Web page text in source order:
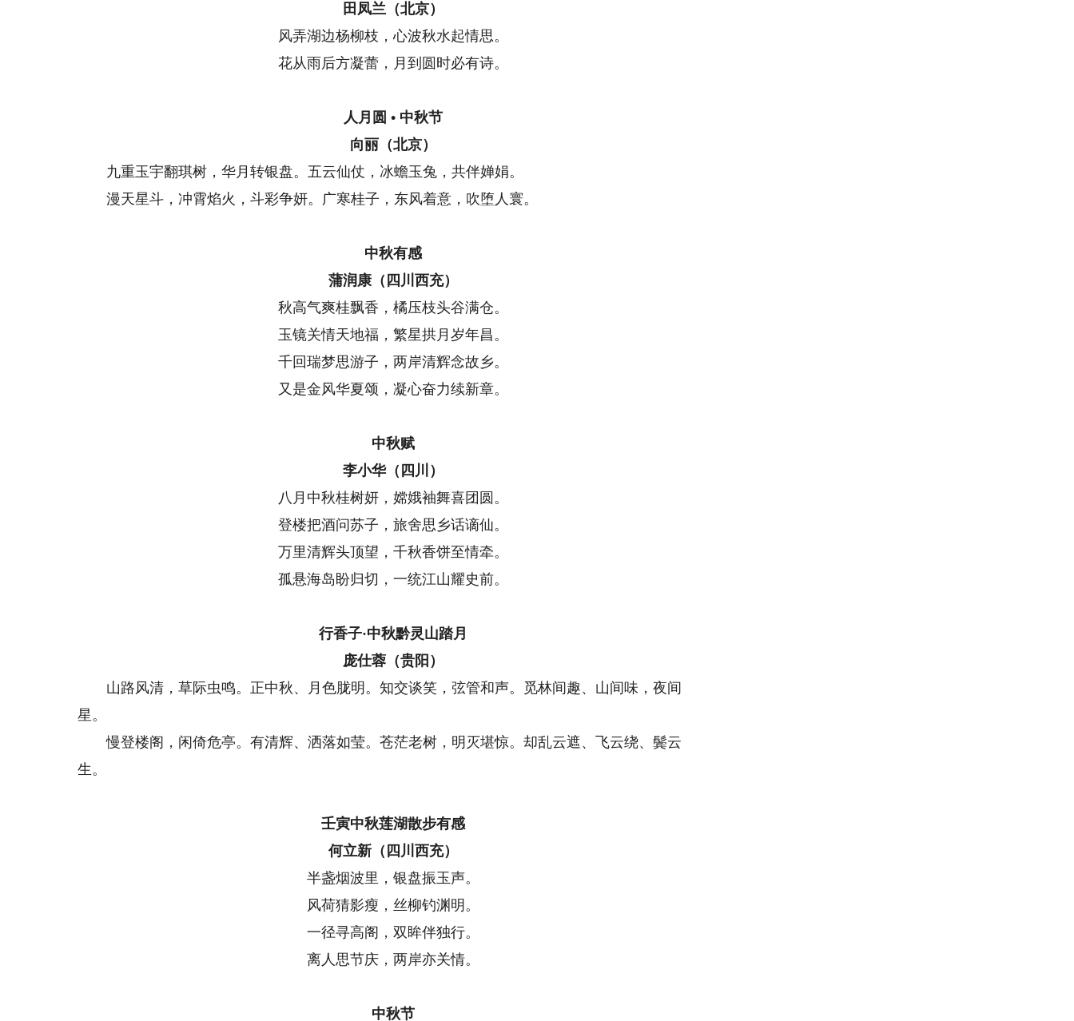
田凤兰（北京）
风弄湖边杨柳枝，心波秋水起情思。
花从雨后方凝蕾，月到圆时必有诗。
人月圆 • 中秋节
向丽（北京）
九重玉宇翻琪树，华月转银盘。五云仙仗，冰蟾玉兔，共伴婵娟。
漫天星斗，冲霄焰火，斗彩争妍。广寒桂子，东风着意，吹堕人寰。
中秋有感
蒲润康（四川西充）
秋高气爽桂飘香，橘压枝头谷满仓。
玉镜关情天地福，繁星拱月岁年昌。
千回瑞梦思游子，两岸清辉念故乡。
又是金风华夏颂，凝心奋力续新章。
中秋赋
李小华（四川）
八月中秋桂树妍，嫦娥袖舞喜团圆。
登楼把酒问苏子，旅舍思乡话谪仙。
万里清辉头顶望，千秋香饼至情牵。
孤悬海岛盼归切，一统江山耀史前。
行香子·中秋黔灵山踏月
庞仕蓉（贵阳）
山路风清，草际虫鸣。正中秋、月色胧明。知交谈笑，弦管和声。觅林间趣、山间味，夜间
星。
慢登楼阁，闲倚危亭。有清辉、洒落如莹。苍茫老树，明灭堪惊。却乱云遮、飞云绕、鬓云
生。
壬寅中秋莲湖散步有感
何立新（四川西充）
半盏烟波里，银盘振玉声。
风荷猜影瘦，丝柳钓渊明。
一径寻高阁，双眸伴独行。
离人思节庆，两岸亦关情。
中秋节